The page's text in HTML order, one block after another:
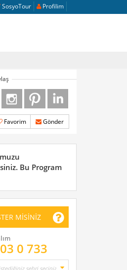
Profilim
SosyoTour
Favorim Gönder
Bu Program
MİSİNİZ
0 733